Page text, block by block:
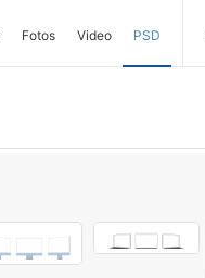
Fotos Video PSD